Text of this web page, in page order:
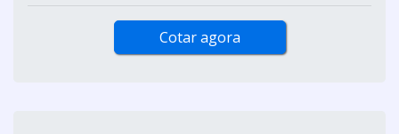
Cotar agora